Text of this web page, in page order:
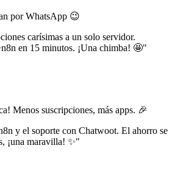
por WhatsApp 😉
carísimas a un solo servidor.
en 15 minutos. ¡Una chimba! 🤩"
Menos suscripciones, más apps. 🎉
y el soporte con Chatwoot. El ahorro se
¡una maravilla! ✨"